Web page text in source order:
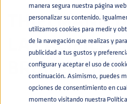
manera segura nuestra página
personalizar su contenido.
utilizamos cookies para medir y
de la navegación que realizas y
publicidad a tus gustos y
configurar y aceptar el uso de
continuación. Asimismo, puedes
opciones de consentimiento en
momento visitando nuestra
THIELMANN
LA
BRONCE EN
PRENSA